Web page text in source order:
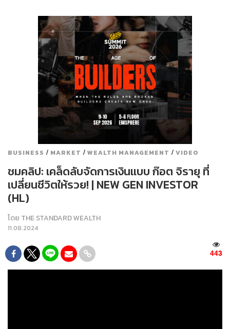
BUSINESS / MARKET / WEALTH MANAGEMENT / VIDEO
ชมคลิป: เคล็ดลับจัดการเงินแบบ ก๊อต จิรายุ ที่
เปลี่ยนชีวิตให้รวย! | NEW GEN INVESTOR
(HL)
โดย THE STANDARD WEALTH
11.08.2024
443